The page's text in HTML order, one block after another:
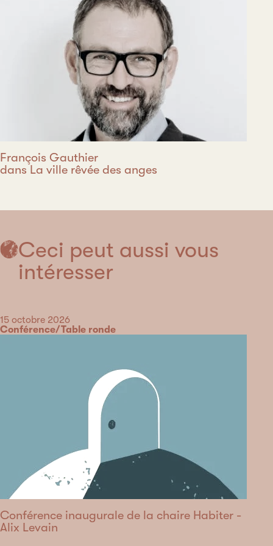
François Gauthier
dans La ville rêvée des anges
Ceci peut aussi vous
intéresser
Date
15 octobre 2026
Catégorie
Conférence/Table ronde
Conférence inaugurale de la chaire Habiter -
Alix Levain